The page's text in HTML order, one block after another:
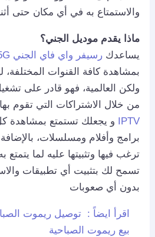
والاستمتاع به في أي مكان حتى
ماذا يقدم موديل الجني؟
يساعدك رسيفر واي فاي الجني 5G الكويت
بمشاهدة كافة القنوات
ولكن العالمية، فهو قادر على
من خلال الاشتراكات التي تقوم
IPTV
و يجعلك تستمتع بمشاهدة
برامج وأفلام ومسلسلات،
ترغب فيها وتثبيتها عليه لما
تسمح لك بتثبيت أي تطبيقات
بدون أي صعوبات
اقرأ ايضاً :
بيع ريموت الصباحية